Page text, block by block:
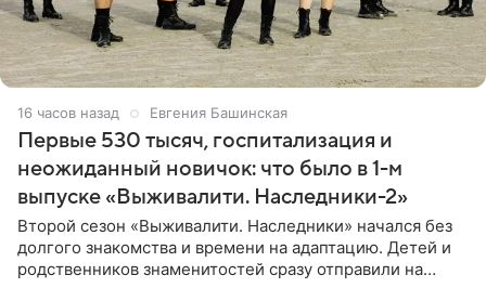
16 часов назад Евгения Башинская
Первые 530 тысяч, госпитализация и
неожиданный новичок: что было в 1-м
выпуске «Выживалити. Наследники-2»
Второй сезон «Выживалити. Наследники» начался без
долгого знакомства и времени на адаптацию. Детей и
родственников знаменитостей сразу отправили на